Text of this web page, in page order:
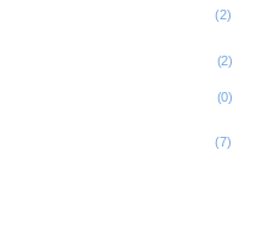
(2)
(2)
(0)
(7)